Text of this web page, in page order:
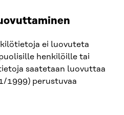
ei luovuteta
henkilöille tai
saatetaan luovuttaa
1999) perustuvaa